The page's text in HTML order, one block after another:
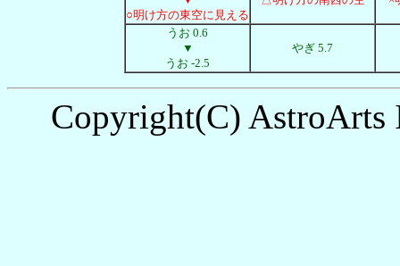
○明け方の東空に見える
うお 0.6
▼
うお -2.5
やぎ 5.7
Copyright(C)